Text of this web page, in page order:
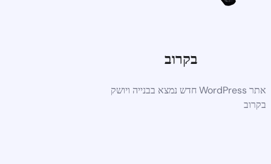
בקרוב
אתר WordPress חדש נמצא בבנייה ויושק
בקרוב